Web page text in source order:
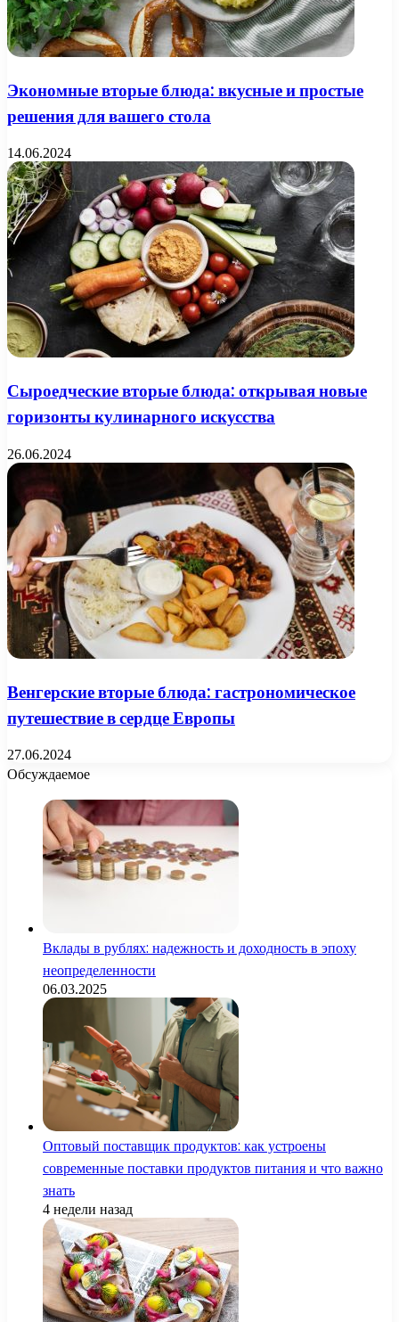
Экономные вторые блюда: вкусные и простые
решения для вашего стола
14.06.2024
Сыроедческие вторые блюда: открывая новые
горизонты кулинарного искусства
26.06.2024
Венгерские вторые блюда: гастрономическое
путешествие в сердце Европы
27.06.2024
Обсуждаемое
Вклады в рублях: надежность и доходность в эпоху
неопределенности
06.03.2025
Оптовый поставщик продуктов: как устроены
современные поставки продуктов питания и что важно
знать
4 недели назад